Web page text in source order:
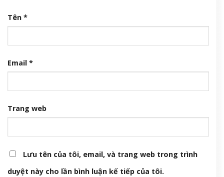
Tên *
Email *
Trang web
Lưu tên của tôi, email, và trang web trong trình
duyệt này cho lần bình luận kế tiếp của tôi.